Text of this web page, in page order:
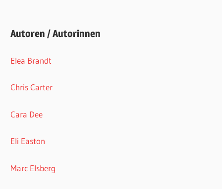
Autoren / Autorinnen
Elea Brandt
Chris Carter
Cara Dee
Eli Easton
Marc Elsberg